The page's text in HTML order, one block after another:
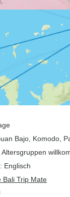
Bajo , Komodo ,
Altersgruppen
Englisch
Bali Trip Mate